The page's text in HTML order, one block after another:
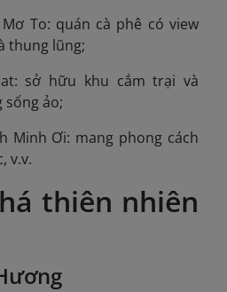
To: quán cà phê có view
thung lũng;
sở hữu khu cắm trại và
ảo;
Minh Ơi: mang phong cách
v.v.
thiên nhiên